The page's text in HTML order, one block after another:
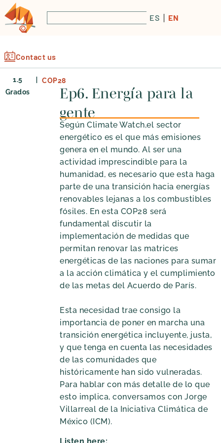
ES EN
Contact us
1.5
Grados
| COP28
Ep6. Energía para la
gente
Según Climate Watch,el sector
energético es el que más emisiones
genera en el mundo. Al ser una
actividad imprescindible para la
humanidad, es necesario que esta haga
parte de una transición hacia energías
renovables lejanas a los combustibles
fósiles. En esta COP28 será
fundamental discutir la
implementación de medidas que
permitan renovar las matrices
energéticas de las naciones para sumar
a la acción climática y el cumplimiento
de las metas del Acuerdo de París.
Esta necesidad trae consigo la
importancia de poner en marcha una
transición energética incluyente, justa,
y que tenga en cuenta las necesidades
de las comunidades que
históricamente han sido vulneradas.
Para hablar con más detalle de lo que
esto implica, conversamos con Jorge
Villarreal de la Iniciativa Climática de
México (ICM).